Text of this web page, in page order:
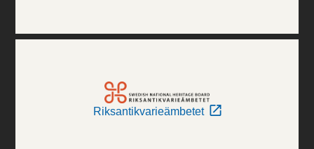
Riksantikvarieämbetet